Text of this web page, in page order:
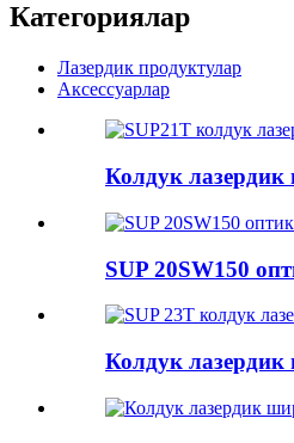
Категориялар
Лазердик продуктулар
Аксессуарлар
Колдук
SUP 20SW150
Колдук лазердик